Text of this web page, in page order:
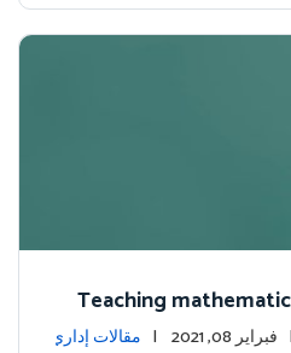
Teaching
| فبراير 08, 2021 | مقالات إداري